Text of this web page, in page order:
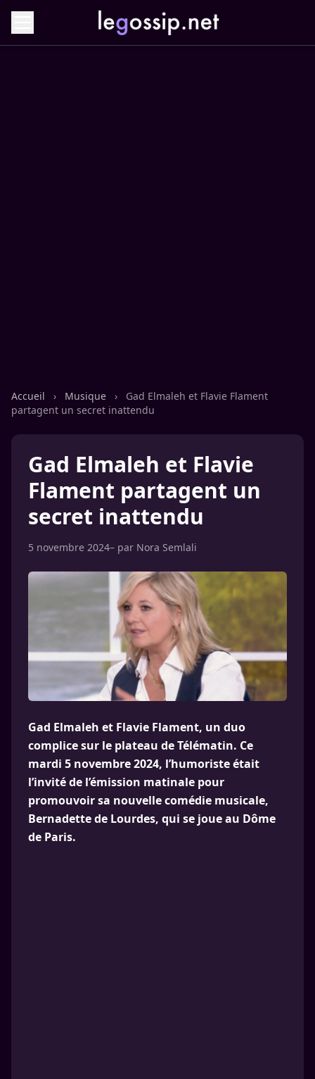
Accueil › Musique ›
Gad Elmaleh et Flavie Flament
partagent un secret inattendu
Gad Elmaleh et Flavie
Flament partagent un
secret inattendu
5 novembre 2024– par Nora Semlali
Gad Elmaleh et Flavie Flament, un duo
complice sur le plateau de Télématin. Ce
mardi 5 novembre 2024, l’humoriste était
l’invité de l’émission matinale pour
promouvoir sa nouvelle comédie musicale,
Bernadette de Lourdes, qui se joue au Dôme
de Paris.